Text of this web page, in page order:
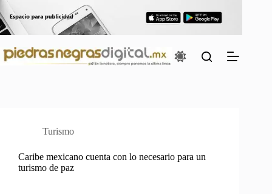
Saltar
al
contenido
Turismo
Caribe mexicano cuenta con lo necesario para un
turismo de paz